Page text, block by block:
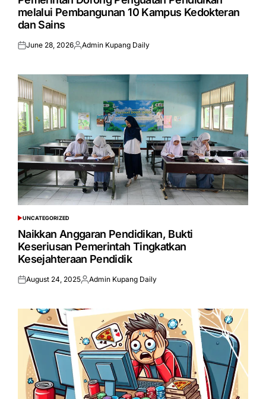
melalui Pembangunan 10 Kampus Kedokteran
dan Sains
Posted
June 28, 2026Posted
Admin Kupang Daily
POSTED
IN
UNCATEGORIZED
Naikkan Anggaran Pendidikan, Bukti
Keseriusan Pemerintah Tingkatkan
Kesejahteraan Pendidik
Posted
August 24, 2025Posted
Admin Kupang Daily